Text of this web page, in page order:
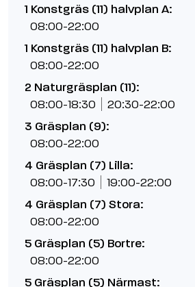
1 Konstgräs (11) halvplan A:
08:00-22:00
1 Konstgräs (11) halvplan B:
08:00-22:00
2 Naturgräsplan (11):
08:00-18:30 20:30-22:00
3 Gräsplan (9):
08:00-22:00
4 Gräsplan (7) Lilla:
08:00-17:30 19:00-22:00
4 Gräsplan (7) Stora:
08:00-22:00
5 Gräsplan (5) Bortre:
08:00-22:00
5 Gräsplan (5) Närmast: